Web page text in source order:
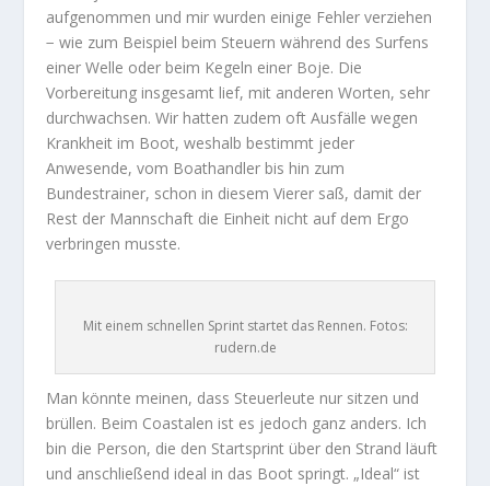
aufgenommen und mir wurden einige Fehler verziehen
− wie zum Beispiel beim Steuern während des Surfens
einer Welle oder beim Kegeln einer Boje. Die
Vorbereitung insgesamt lief, mit anderen Worten, sehr
durchwachsen. Wir hatten zudem oft Ausfälle wegen
Krankheit im Boot, weshalb bestimmt jeder
Anwesende, vom Boathandler bis hin zum
Bundestrainer, schon in diesem Vierer saß, damit der
Rest der Mannschaft die Einheit nicht auf dem Ergo
verbringen musste.
Mit einem schnellen Sprint startet das Rennen. Fotos:
rudern.de
Man könnte meinen, dass Steuerleute nur sitzen und
brüllen. Beim Coastalen ist es jedoch ganz anders. Ich
bin die Person, die den Startsprint über den Strand läuft
und anschließend ideal in das Boot springt. „Ideal“ ist